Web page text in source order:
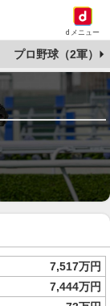
dメニュー
プロ野球（2軍）
7,517万円
7,444万円